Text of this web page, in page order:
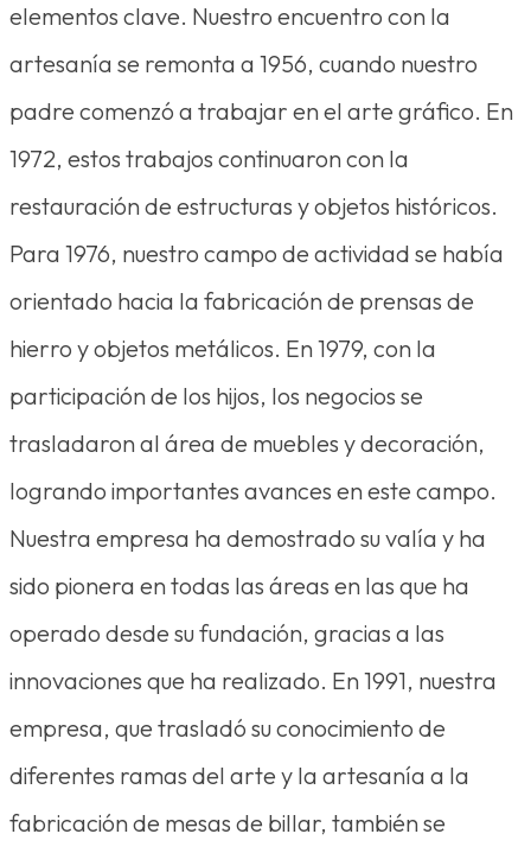
elementos clave. Nuestro encuentro con la
artesanía se remonta a 1956, cuando nuestro
padre comenzó a trabajar en el arte gráfico. En
1972, estos trabajos continuaron con la
restauración de estructuras y objetos históricos.
Para 1976, nuestro campo de actividad se había
orientado hacia la fabricación de prensas de
hierro y objetos metálicos. En 1979, con la
participación de los hijos, los negocios se
trasladaron al área de muebles y decoración,
logrando importantes avances en este campo.
Nuestra empresa ha demostrado su valía y ha
sido pionera en todas las áreas en las que ha
operado desde su fundación, gracias a las
innovaciones que ha realizado. En 1991, nuestra
empresa, que trasladó su conocimiento de
diferentes ramas del arte y la artesanía a la
fabricación de mesas de billar, también se